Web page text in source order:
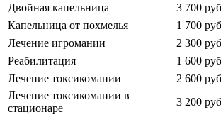
Двойная капельница 3 700
Капельница от похмелья 1 700
Лечение игромании 2 300 руб
Реабилитация 1 600
Лечение токсикомании 2 600
Лечение токсикомании в
стационаре
3 200